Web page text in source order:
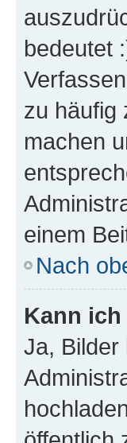
bedeutet
zu häufig
machen
einem
Nach
Kann
Ja, Bilder